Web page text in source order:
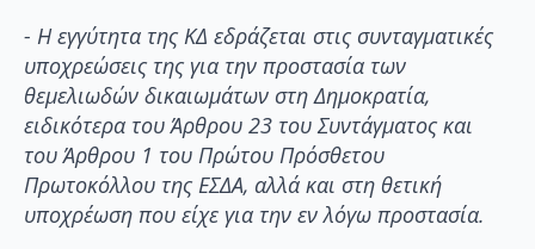
- Η εγγύτητα της ΚΔ εδράζεται στις συνταγματικές
υποχρεώσεις της για την προστασία των
θεμελιωδών δικαιωμάτων στη Δημοκρατία,
ειδικότερα του Άρθρου 23 του Συντάγματος και
του Άρθρου 1 του Πρώτου Πρόσθετου
Πρωτοκόλλου της ΕΣΔΑ, αλλά και στη θετική
υποχρέωση που είχε για την εν λόγω προστασία.